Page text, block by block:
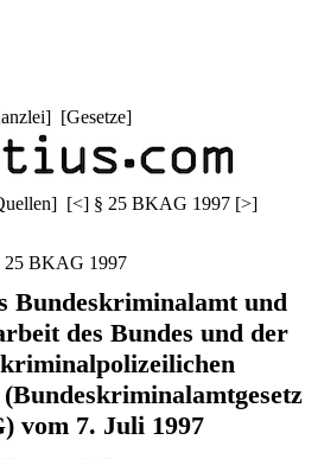
] [Gesetze]
] [<] § 25 BKAG 1997 [>]
25 BKAG 1997
Bundeskriminalamt und
des Bundes und der
vom 7. Juli 1997